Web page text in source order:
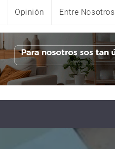
Opinión Entre Nosotros